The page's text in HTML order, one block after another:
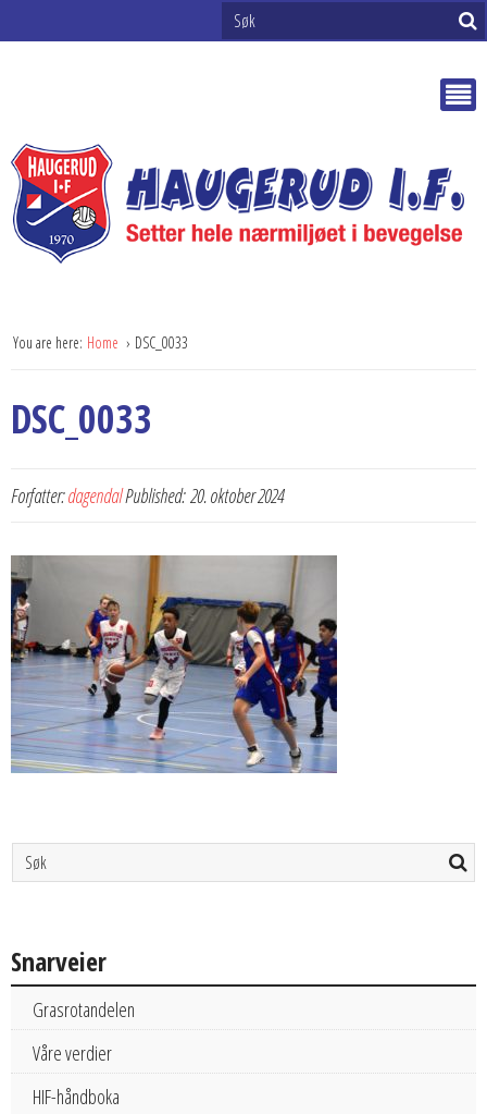
You are here: Home DSC_0033
DSC_0033
Forfatter:dagendalPublished: 20. oktober 2024
Snarveier
Grasrotandelen
Våre verdier
HIF-håndboka